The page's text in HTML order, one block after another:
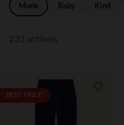
Mode Baby Kind
BEST PRICE*